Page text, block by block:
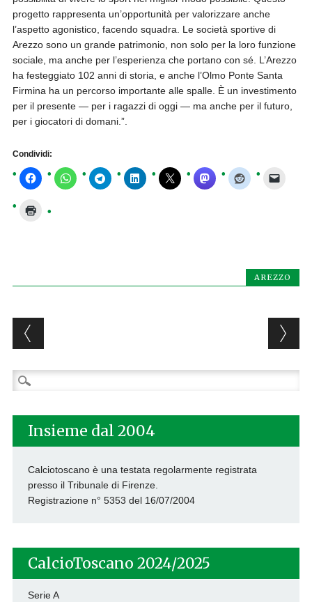
progetto rappresenta un’opportunità per valorizzare anche
l’aspetto agonistico, facendo squadra. Le società sportive di
Arezzo sono un grande patrimonio, non solo per la loro funzione
sociale, ma anche per l’esperienza che portano con sé. L’Arezzo
ha festeggiato 102 anni di storia, e anche l’Olmo Ponte Santa
Firmina ha un percorso importante alle spalle. È un investimento
per il presente — per i ragazzi di oggi — ma anche per il futuro,
per i giocatori di domani.”.
Condividi:
AREZZO
Post navigation
Ricerca
per:
Insieme dal 2004
Calciotoscano è una testata regolarmente registrata
presso il Tribunale di Firenze.
Registrazione n° 5353 del 16/07/2004
CalcioToscano 2024/2025
Serie A